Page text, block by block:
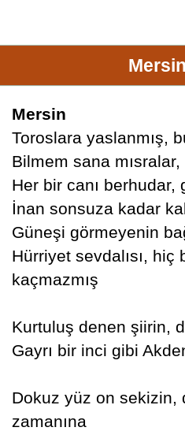
Mersin
Toroslara yaslanmış,
Bilmem sana
Her bir canı
İnan sonsuza kadar
Güneşi görmeyenin
Hürriyet sevdalısı, hiç
kaçmazmış
Kurtuluş denen şiirin,
Gayrı bir inci gibi
Dokuz yüz on sekizin,
zamanına